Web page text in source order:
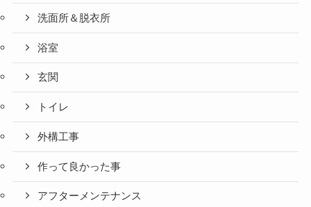
洗面所＆脱衣所
浴室
玄関
トイレ
外構工事
作って良かった事
アフターメンテナンス